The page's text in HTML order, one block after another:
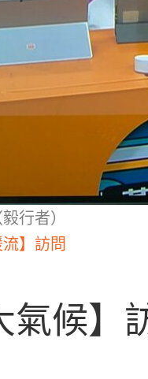
行者）
】訪問
氣候】